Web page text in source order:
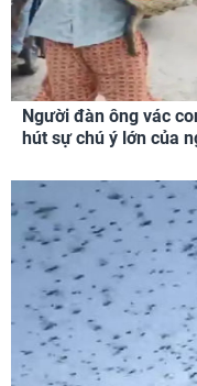
Người đàn ông vác
hút sự chú ý lớn của